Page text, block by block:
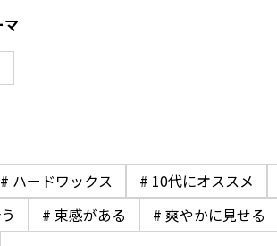
マ
# ハードワックス # 10代にオススメ
# 束感がある # 爽やかに見せる